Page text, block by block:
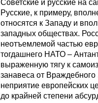
Советские и русские на
Русские, к примеру,
относятся к Западу и
западных обществах.
неотъемлемой частью
тогдашнего НАТО –
выраженную тягу к
занавеса от
неприятие европейских
до крайней степени